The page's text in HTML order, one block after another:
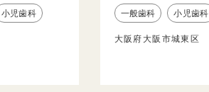
小児歯科 一般歯科 小児歯科
大阪府大阪市城東区